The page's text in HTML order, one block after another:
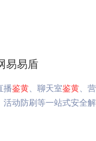
易易盾
播鉴黄、聊天室鉴黄、
活动防刷等一站式安全